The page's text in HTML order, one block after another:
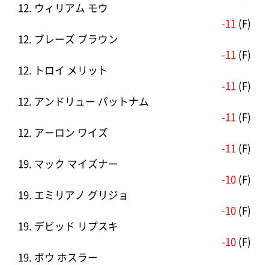
12. ウィリアム モウ
-11 (F)
12. ブレーズ ブラウン
-11 (F)
12. トロイ メリット
-11 (F)
12. アンドリュー パットナム
-11 (F)
12. アーロン ワイズ
-11 (F)
19. マック マイズナー
-10 (F)
19. エミリアノ グリジョ
-10 (F)
19. デビッド リプスキ
-10 (F)
19. ボウ ホスラー